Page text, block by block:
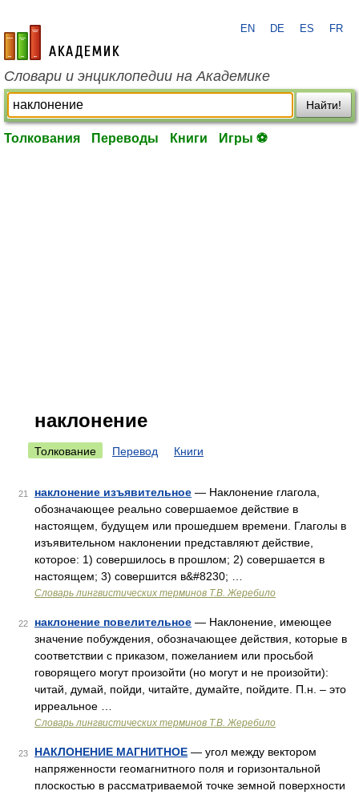
academic.ru
EN DE ES FR
Словари и энциклопедии на Академике
Найти!
Толкования Переводы Книги Игры ⚽
наклонение
Толкование Перевод Книги
21 наклонение изъявительное — Наклонение глагола,
обозначающее реально совершаемое действие в
настоящем, будущем или прошедшем времени. Глаголы в
изъявительном наклонении представляют действие,
которое: 1) совершилось в прошлом; 2) совершается в
настоящем; 3) совершится в&#8230; …
Словарь лингвистических терминов Т.В. Жеребило
22 наклонение повелительное — Наклонение, имеющее
значение побуждения, обозначающее действия, которые в
соответствии с приказом, пожеланием или просьбой
говорящего могут произойти (но могут и не произойти):
читай, думай, пойди, читайте, думайте, пойдите. П.н. – это
ирреальное …
Словарь лингвистических терминов Т.В. Жеребило
23 НАКЛОНЕНИЕ МАГНИТНОЕ — угол между вектором
напряженности геомагнитного поля и горизонтальной
плоскостью в рассматриваемой точке земной поверхности